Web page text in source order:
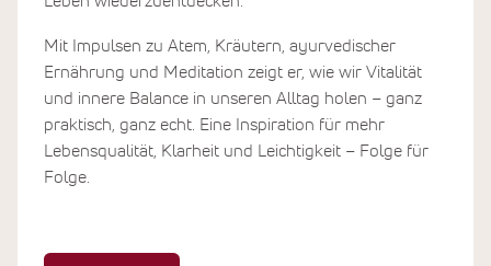
Mit Impulsen zu Atem, Kräutern, ayurvedischer
Ernährung und Meditation zeigt er, wie wir Vitalität
und innere Balance in unseren Alltag holen – ganz
praktisch, ganz echt. Eine Inspiration für mehr
Lebensqualität, Klarheit und Leichtigkeit – Folge für
Folge.